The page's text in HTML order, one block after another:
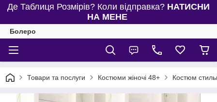
Де Таблиця Розмірів? Коли відправка? НАТИСНИ
НА МЕНЕ
Болеро
Товари та послуги Костюми жіночі 48+ Костюм